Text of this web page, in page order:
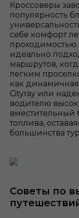
Кроссоверы
популярность
себе комфорт
идеально
маршрутов,
легким
как
Cityray или
водителю
вместительный
топлива,
большинства
Советы по